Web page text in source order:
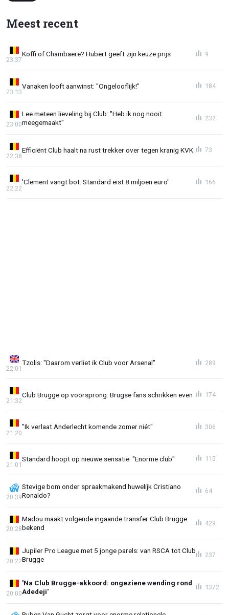
Meest recent
Koffi of Chambaere? Hubert geeft zijn keuze prijs
23:37
9
Vanaken looft aanwinst: "Ongelooflijk!"
23:13
184
Lee meteen lieveling bij Club: "Heb ik nog nooit
meegemaakt"
23:00
232
Efficiënt Club haalt na rust trekker over tegen kranig KVK
22:38
73
'Clement vangt bot: Standard eist 8 miljoen euro'
22:22
166
Tzolis: "Daarom verliet ik Club voor Arsenal"
22:01
289
Club Brugge op voorsprong: Brugse fans schrikken even
21:32
174
"Ik verlaat Anderlecht komende zomer niét"
21:20
306
Standard hoopt op nieuwe sensatie: "Enorme club"
21:01
115
Stevige bom onder spraakmakend huwelijk Cristiano
Ronaldo?
20:39
64
Madou maakt volgende ingaande transfer Club Brugge
bekend
20:28
429
Jupiler Pro League met 5 jonge parels: van RSCA tot Club
Brugge
20:22
237
'Na Club Brugge-akkoord: ongeziene wending rond
Adedeji'
20:00
1372